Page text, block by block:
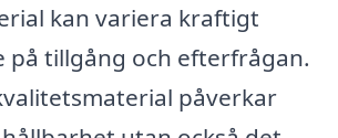
kan variera kraftigt
på tillgång och efterfrågan.
påverkar